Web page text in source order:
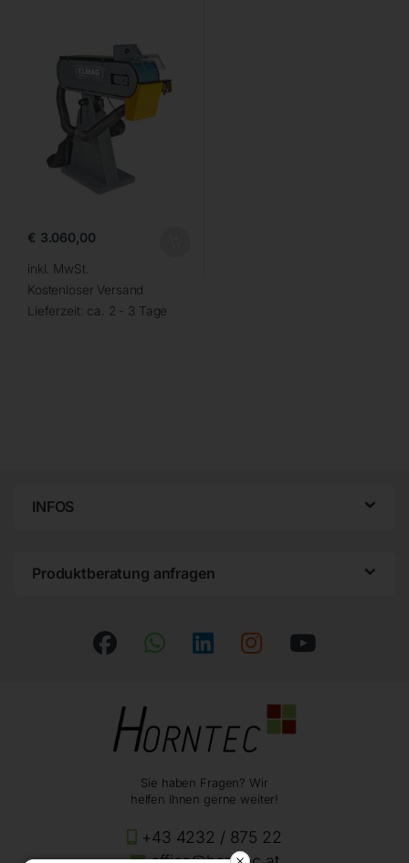
€ 3.060,00
inkl. MwSt.
Kostenloser Versand
Lieferzeit: ca. 2 - 3 Tage
INFOS
Produktberatung anfragen
Sie haben Fragen? Wir
helfen Ihnen gerne weiter!
+43 4232 / 875 22